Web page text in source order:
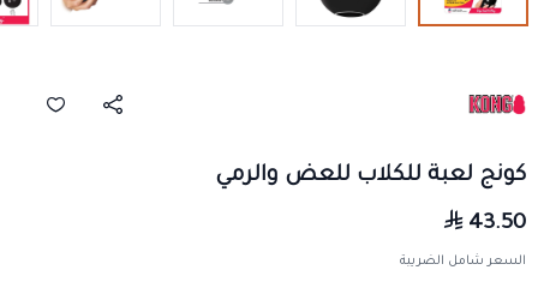
كونج لعبة للكلاب للعض والرمي
43.50
السعر شامل الضريبة